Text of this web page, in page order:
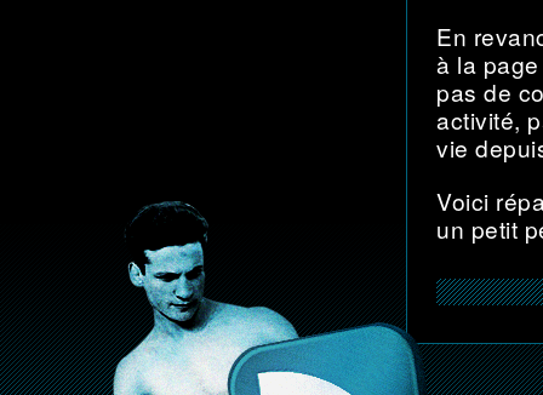
En
à la
pas de
activité,
vie
Voici
un petit